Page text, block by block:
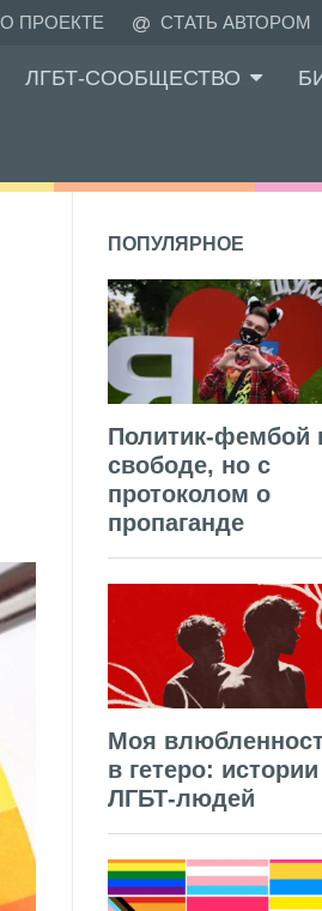
О ПРОЕКТЕ СТАТЬ АВТОРОМ
ЛГБТ-СООБЩЕСТВО
ПОПУЛЯРНОЕ
Политик-фембой
свободе, но с
протоколом о
пропаганде
Моя
в гетеро: истории
ЛГБТ-людей